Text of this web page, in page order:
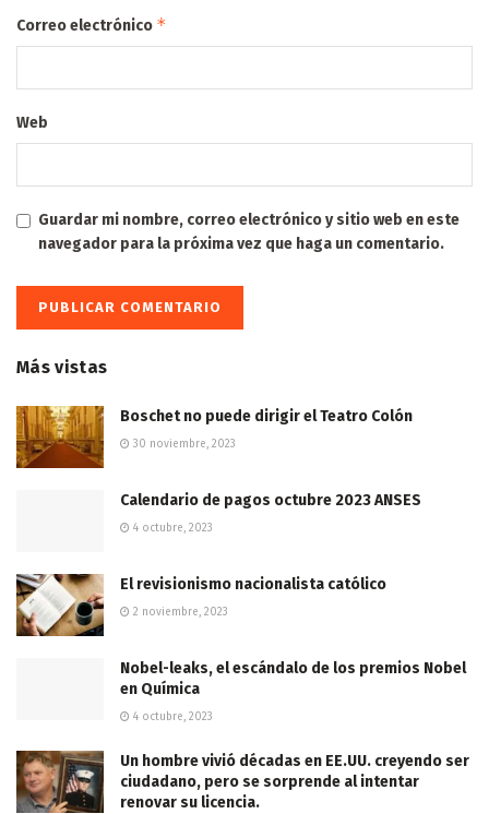
Correo electrónico *
Web
Guardar mi nombre, correo electrónico y sitio web en este
navegador para la próxima vez que haga un comentario.
Más vistas
Boschet no puede dirigir el Teatro Colón
30 noviembre, 2023
Calendario de pagos octubre 2023 ANSES
4 octubre, 2023
El revisionismo nacionalista católico
2 noviembre, 2023
Nobel-leaks, el escándalo de los premios Nobel
en Química
4 octubre, 2023
Un hombre vivió décadas en EE.UU. creyendo ser
ciudadano, pero se sorprende al intentar
renovar su licencia.